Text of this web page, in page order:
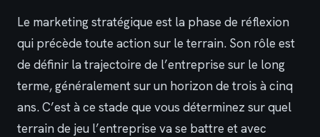
Le marketing stratégique est la phase de réflexion
qui précède toute action sur le terrain. Son rôle est
de définir la trajectoire de l’entreprise sur le long
terme, généralement sur un horizon de trois à cinq
ans. C’est à ce stade que vous déterminez sur quel
terrain de jeu l’entreprise va se battre et avec